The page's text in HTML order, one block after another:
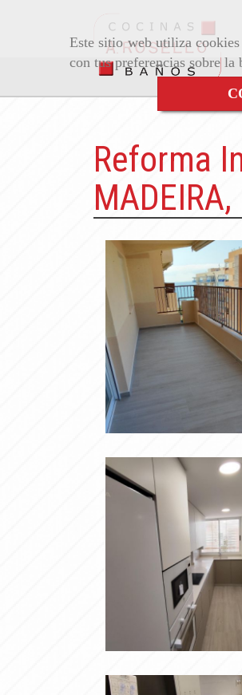
Este sitio web utiliza
con tus preferencias sobre
Reforma
TERRAZA